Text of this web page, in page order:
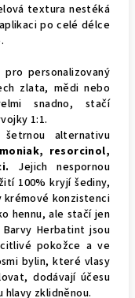
textura nestéká
po celé délce
personalizovaný
zlata, mědi nebo
snadno, stačí
1:1.
alternativu
resorcinol,
Jejich nespornou
100% kryjí šediny,
krémové konzistenci
hennu, ale stačí jen
Herbatint jsou
pokožce a ve
bylin, které vlasy
dodávají účesu
hlavy zklidněnou.